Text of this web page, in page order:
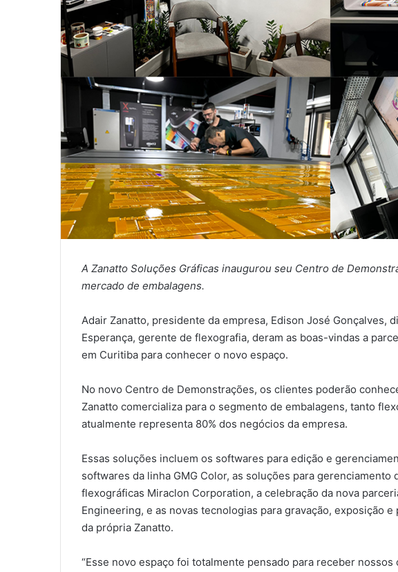
A Zanatto Soluções Gráficas inaugurou seu Centro de
mercado de embalagens.
Adair Zanatto, presidente da empresa, Edison José Gonçalves,
Esperança, gerente de flexografia, deram as boas-vindas a
em Curitiba para conhecer o novo espaço.
No novo Centro de Demonstrações, os clientes poderão
Zanatto comercializa para o segmento de embalagens, tanto
atualmente representa 80% dos negócios da empresa.
Essas soluções incluem os softwares para edição e
softwares da linha GMG Color, as soluções para gerenciamento
flexográficas Miraclon Corporation, a celebração da nova
Engineering, e as novas tecnologias para gravação, exposição
da própria Zanatto.
“Esse novo espaço foi totalmente pensado para receber